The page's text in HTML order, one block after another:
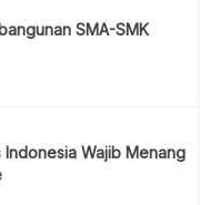
SMA-SMK
Wajib Menang